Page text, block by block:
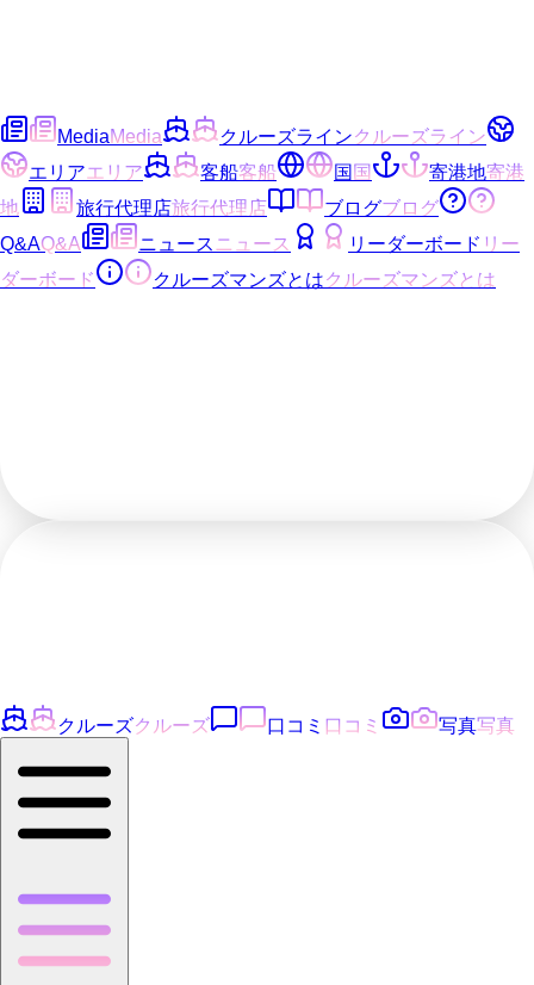
MediaMedia クルーズラインクルーズライン
エリアエリア 客船客船 国国 寄港地寄港
地
旅行代理店旅行代理店 ブログブログ
Q&AQ&A ニュース ニュース リーダーボード リー
ダーボード
クルーズマンズとはクルーズマンズとは
クルーズクルーズ 口コミ 口コミ 写真写真